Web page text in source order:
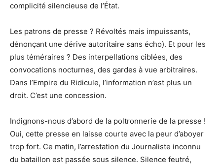
complicité silencieuse de l’État.
Les patrons de presse ? Révoltés mais impuissants,
dénonçant une dérive autoritaire sans écho). Et pour les
plus téméraires ? Des interpellations ciblées, des
convocations nocturnes, des gardes à vue arbitraires.
Dans l’Empire du Ridicule, l’information n’est plus un
droit. C’est une concession.
Indignons-nous d’abord de la poltronnerie de la presse !
Oui, cette presse en laisse courte avec la peur d’aboyer
trop fort. Ce matin, l’arrestation du Journaliste inconnu
du bataillon est passée sous silence. Silence feutré,